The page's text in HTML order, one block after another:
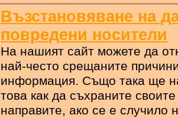
Възстановяване на
повредени носители
На нашият сайт можете да
най-често срещаните
информация. Също така ще
това как да съхраните
направите, ако се е случило